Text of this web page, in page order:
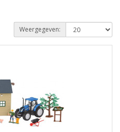
Weergegeven: